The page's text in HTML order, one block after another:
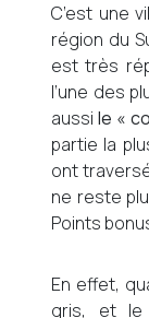
C’est une
région du
est très
l’une des
aussile «
partie la
ont
ne reste
Points
En effet,
gris, et le